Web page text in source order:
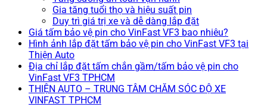
Gia tăng tuổi thọ và hiệu suất pin
Duy trì giá trị xe và dễ dàng lắp đặt
Giá tấm bảo vệ pin cho VinFast VF3 bao nhiêu?
Hình ảnh lắp đặt tấm bảo vệ pin cho VinFast VF3 tại
Thiện Auto
Địa chỉ lắp đặt tấm chắn gầm/tấm bảo vệ pin cho
VinFast VF3 TPHCM
THIỆN AUTO – TRUNG TÂM CHĂM SÓC ĐỘ XE
VINFAST TPHCM